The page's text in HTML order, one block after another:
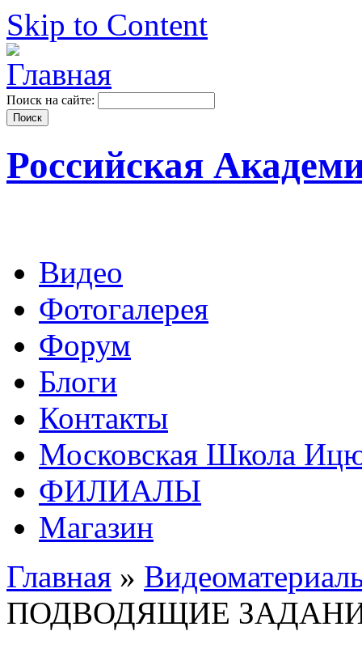
Skip to Content
Поиск на сайте:
Российская
Видео
Фотогалерея
Форум
Блоги
Контакты
Московская Школа
ФИЛИАЛЫ
Магазин
Главная »
ПОДВОДЯЩИЕ